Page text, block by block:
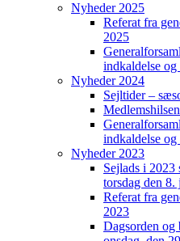
Nyheder 2025
Referat fra
2025
indkaldelse
Nyheder 2024
Sejltider –
indkaldelse og
Nyheder 2023
Sejlads i 2023
torsdag den
Referat fra
2023
Dagsorden og